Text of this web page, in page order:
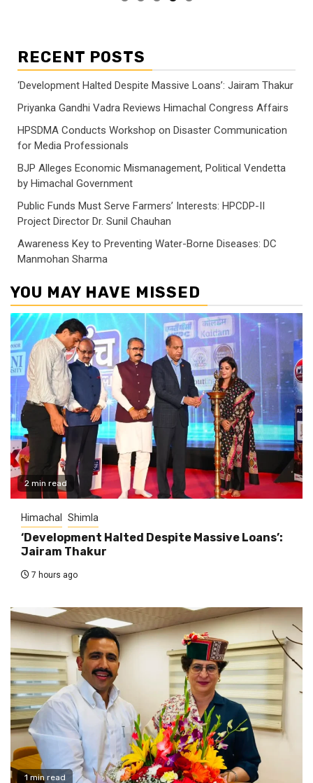
RECENT POSTS
‘Development Halted Despite Massive Loans’: Jairam Thakur
Priyanka Gandhi Vadra Reviews Himachal Congress Affairs
HPSDMA Conducts Workshop on Disaster Communication
for Media Professionals
BJP Alleges Economic Mismanagement, Political Vendetta
by Himachal Government
Public Funds Must Serve Farmers’ Interests: HPCDP-II
Project Director Dr. Sunil Chauhan
Awareness Key to Preventing Water-Borne Diseases: DC
Manmohan Sharma
YOU MAY HAVE MISSED
2 min read
Himachal Shimla
‘Development Halted Despite Massive Loans’:
Jairam Thakur
7 hours ago
1 min read